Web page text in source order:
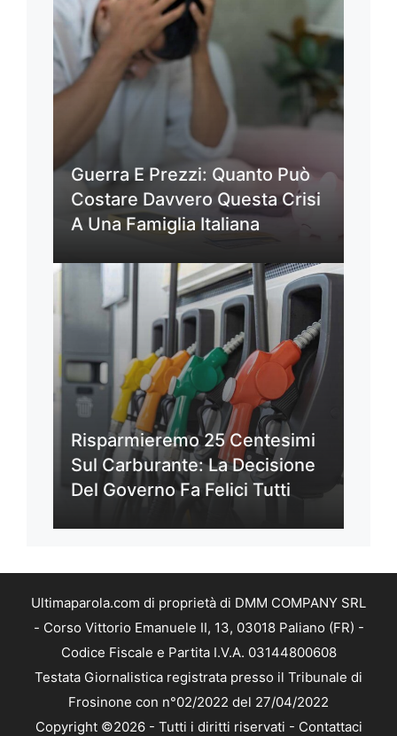
Guerra E Prezzi: Quanto Può
Costare Davvero Questa Crisi
A Una Famiglia Italiana
Risparmieremo 25 Centesimi
Sul Carburante: La Decisione
Del Governo Fa Felici Tutti
Ultimaparola.com di proprietà di DMM COMPANY SRL
- Corso Vittorio Emanuele II, 13, 03018 Paliano (FR) -
Codice Fiscale e Partita I.V.A. 03144800608
Testata Giornalistica registrata presso il Tribunale di
Frosinone con n°02/2022 del 27/04/2022
Copyright ©2026 - Tutti i diritti riservati - Contattaci